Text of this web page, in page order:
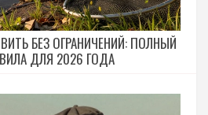
БЕЗ ОГРАНИЧЕНИЙ: ПОЛНЫЙ
ДЛЯ 2026 ГОДА